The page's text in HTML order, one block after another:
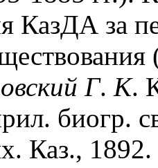
КазДА за
Г. К.
биогр.
Каз., 1892.